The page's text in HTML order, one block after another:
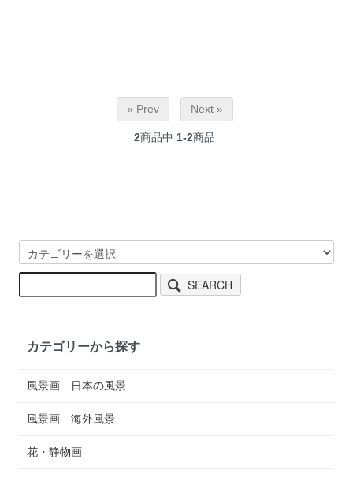
« Prev Next »
2商品中 1-2商品
SEARCH
カテゴリーから探す
風景画 日本の風景
風景画 海外風景
花・静物画